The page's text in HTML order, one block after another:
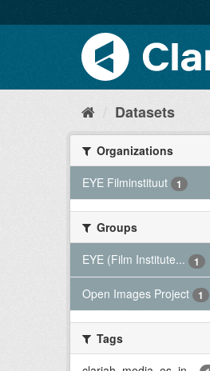
Datasets
Organizations
EYE Filminstituut
1
Groups
EYE (Film Institute...
1
Open Images Project 1
Tags